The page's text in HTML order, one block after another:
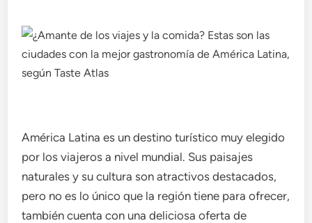
América Latina es un destino turístico muy elegido
por los viajeros a nivel mundial. Sus paisajes
naturales y su cultura son atractivos destacados,
pero no es lo único que la región tiene para ofrecer,
también cuenta con una deliciosa oferta de